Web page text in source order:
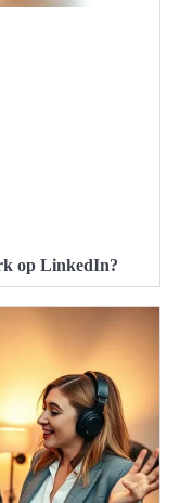
op LinkedIn?